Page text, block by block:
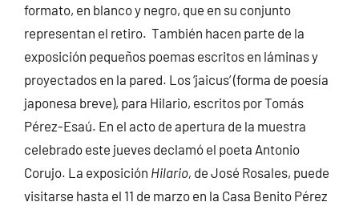
formato, en blanco y negro, que en su conjunto
representan el retiro. También hacen parte de la
exposición pequeños poemas escritos en láminas y
proyectados en la pared. Los ‘jaicus’ (forma de poesía
japonesa breve), para Hilario, escritos por Tomás
Pérez-Esaú. En el acto de apertura de la muestra
celebrado este jueves declamó el poeta Antonio
Corujo. La exposición Hilario, de José Rosales, puede
visitarse hasta el 11 de marzo en la Casa Benito Pérez